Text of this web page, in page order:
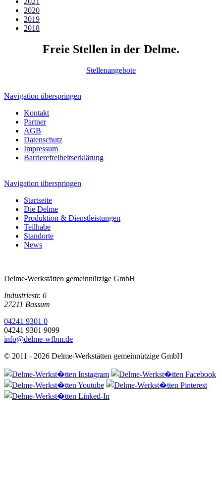
2020
2019
2018
Freie Stellen in der Delme.
Stellenangebote
Navigation überspringen
Kontakt
Partner
AGB
Datenschutz
Impressum
Barrierefreiheitserklärung
Navigation überspringen
Startseite
Die Delme
Produktion & Dienstleistungen
Teilhabe
Standorte
News
Delme-Werkstätten gemeinnützige GmbH
Industriestr. 6
27211 Bassum
04241 9301 0
04241 9301 9099
info@delme-wfbm.de
© 2011 - 2026 Delme-Werkstätten gemeinnützige GmbH